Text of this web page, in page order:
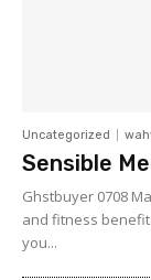
Uncategorized
Sensible
Ghstbuyer 0708
and fitness
you...